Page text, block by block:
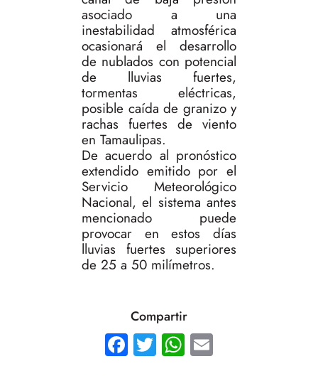
asociado a una
inestabilidad atmosférica
ocasionará el desarrollo
de nublados con potencial
de lluvias fuertes,
tormentas eléctricas,
posible caída de granizo y
rachas fuertes de viento
en Tamaulipas.
De acuerdo al pronóstico
extendido emitido por el
Servicio Meteorológico
Nacional, el sistema antes
mencionado puede
provocar en estos días
lluvias fuertes superiores
de 25 a 50 milímetros.
Compartir
Facebook
TwitterWhatsApp